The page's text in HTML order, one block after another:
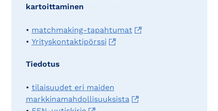
kartoittaminen
• matchmaking-tapahtumat
• Yrityskontaktipörssi
Tiedotus
• tilaisuudet eri maiden
markkinamahdollisuuksista